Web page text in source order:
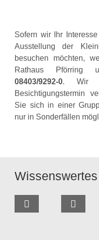
Sofern wir Ihr
Ausstellung der
besuchen möchten,
Rathaus Pförring
08403/9292-0. Wir
Besichtigungstermin
Sie sich in einer
nur in Sonderfällen